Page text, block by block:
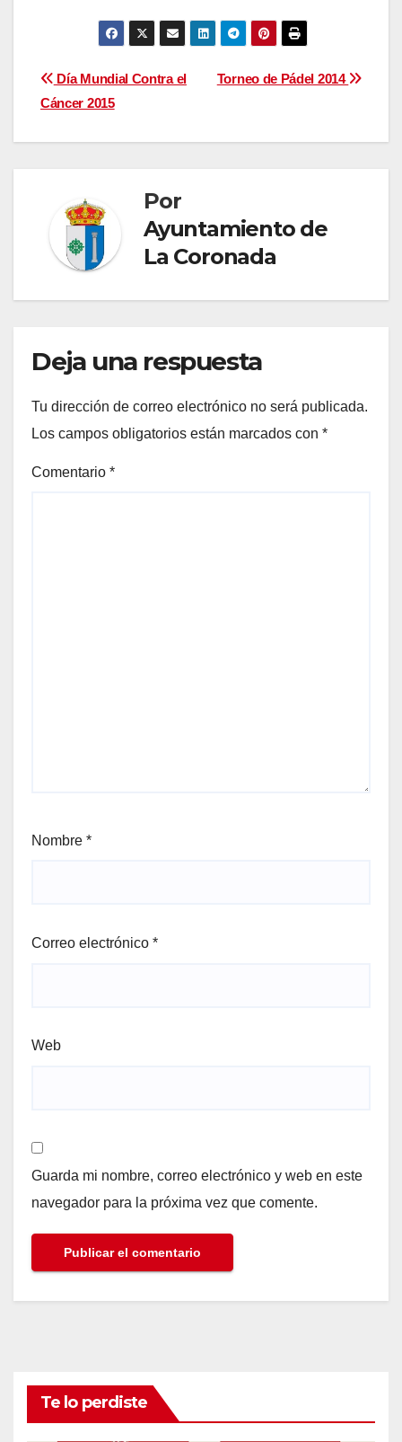
Navegación
de
Torneo de Pádel 2014
Día Mundial Contra el
Cáncer 2015
Por
Ayuntamiento de
La Coronada
Deja una respuesta
Tu dirección de correo electrónico no será publicada.
Los campos obligatorios están marcados con *
Comentario *
Nombre *
Correo electrónico *
Web
Guarda mi nombre, correo electrónico y web en este
navegador para la próxima vez que comente.
Te lo perdiste